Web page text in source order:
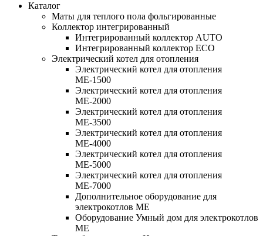
Каталог
Маты для теплого пола фольгированные
Коллектор интегрированный
Интегрированный коллектор AUTO
Интегрированный коллектор ЕСО
Электрический котел для отопления
Электрический котел для отопления
МЕ-1500
Электрический котел для отопления
МЕ-2000
Электрический котел для отопления
МЕ-3500
Электрический котел для отопления
МЕ-4000
Электрический котел для отопления
МЕ-5000
Электрический котел для отопления
МЕ-7000
Дополнительное оборудование для
электрокотлов МЕ
Оборудование Умный дом для электрокотлов
МЕ